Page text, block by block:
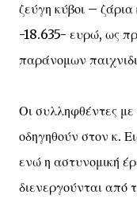
ζεύγη κύβοι –
-18.635- ευρώ, ως
παράνομων
Οι συλληφθέντες
οδηγηθούν στον κ.
ενώ η αστυνομική
διενεργούνται από